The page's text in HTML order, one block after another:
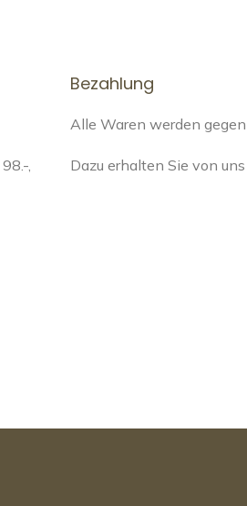
,
Bezahlung
Alle Waren werden
Dazu erhalten Sie von